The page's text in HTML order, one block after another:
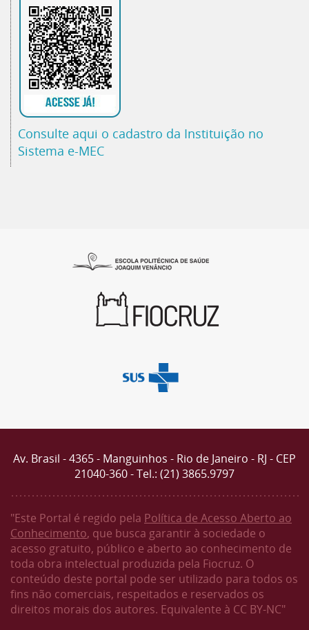
Consulte aqui o cadastro da Instituição no
Sistema e-MEC
Av. Brasil - 4365 - Manguinhos - Rio de Janeiro - RJ - CEP
21040-360 - Tel.: (21) 3865.9797
"Este Portal é regido pela Política de Acesso Aberto ao
Conhecimento, que busca garantir à sociedade o
acesso gratuito, público e aberto ao conhecimento de
toda obra intelectual produzida pela Fiocruz. O
conteúdo deste portal pode ser utilizado para todos os
fins não comerciais, respeitados e reservados os
direitos morais dos autores. Equivalente à CC BY-NC"